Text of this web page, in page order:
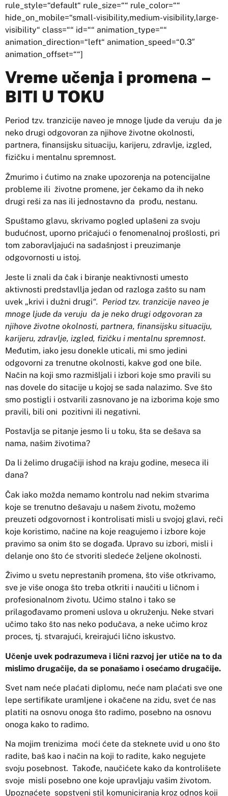
rule_style=“default“ rule_size=““ rule_color=““
hide_on_mobile=“small-visibility,medium-visibility,large-
visibility“ class=““ id=““ animation_type=““
animation_direction=“left“ animation_speed=“0.3″
animation_offset=““]
Vreme učenja i promena –
BITI U TOKU
Period tzv. tranzicije naveo je mnoge ljude da veruju da je
neko drugi odgovoran za njihove životne okolnosti,
partnera, finansijsku situaciju, karijeru, zdravlje, izgled,
fizičku i mentalnu spremnost.
Žmurimo i ćutimo na znake upozorenja na potencijalne
probleme ili životne promene, jer čekamo da ih neko
drugi reši za nas ili jednostavno da prođu, nestanu.
Spuštamo glavu, skrivamo pogled uplašeni za svoju
budućnost, uporno pričajući o fenomenalnoj prošlosti, pri
tom zaboravljajući na sadašnjost i preuzimanje
odgovornosti u istoj.
Jeste li znali da čak i biranje neaktivnosti umesto
aktivnosti predstavllja jedan od razloga zašto su nam
uvek „krivi i dužni drugi“. Period tzv. tranzicije naveo je
mnoge ljude da veruju da je neko drugi odgovoran za
njihove životne okolnosti, partnera, finansijsku situaciju,
karijeru, zdravlje, izgled, fizičku i mentalnu spremnost.
Međutim, iako jesu donekle uticali, mi smo jedini
odgovorni za trenutne okolnosti, kakve god one bile.
Način na koji smo razmišljali i izbori koje smo pravili su
nas dovele do sitacije u kojoj se sada nalazimo. Sve što
smo postigli i ostvarili zasnovano je na izborima koje smo
pravili, bili oni pozitivni ili negativni.
Postavlja se pitanje jesmo li u toku, šta se dešava sa
nama, našim životima?
Da li želimo drugačiji ishod na kraju godine, meseca ili
dana?
Čak iako možda nemamo kontrolu nad nekim stvarima
koje se trenutno dešavaju u našem životu, možemo
preuzeti odgovornost i kontrolisati misli u svojoj glavi, reči
koje koristimo, načine na koje reagujemo i izbore koje
pravimo sa onim što se događa. Upravo su izbori, misli i
delanje ono što će stvoriti sledeće željene okolnosti.
Živimo u svetu neprestanih promena, što više otkrivamo,
sve je više onoga što treba otkriti i naučiti u ličnom i
profesionalnom životu. Učimo stalno i tako se
prilagođavamo promeni uslova u okruženju. Neke stvari
učimo tako što nas neko podučava, a neke učimo kroz
proces, tj. stvarajući, kreirajući lično iskustvo.
Učenje uvek podrazumeva i lični razvoj jer utiče na to da
mislimo drugačije, da se ponašamo i osećamo drugačije.
Svet nam neće plaćati diplomu, neće nam plaćati sve one
lepe sertifikate uramljene i okačene na zidu, svet će nas
platiti na osnovu onoga što radimo, posebno na osnovu
onoga kako to radimo.
Na mojim trenizima moći ćete da steknete uvid u ono što
radite, baš kao i način na koji to radite, kako negujete
svoju posebnost. Takođe, naučićete kako da kontrolišete
svoje misli posebno one koje upravljaju vašim životom.
Upoznaćete sopstveni stil komuniciranja kroz odnos koji